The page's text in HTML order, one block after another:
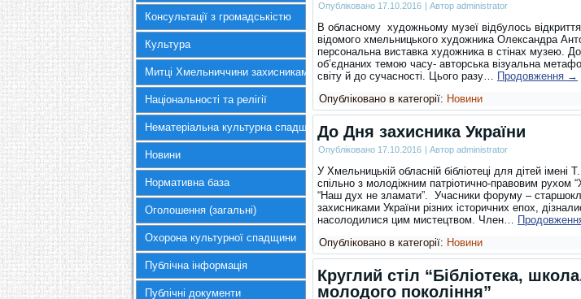
Консультації з громадськістю
Культура
Митці Хмельниччини захисникам України
Національності та релігії
Нематеріальна культурна спадщина
Новини
Нормативна база
Оголошення (загальні)
Охорона культурної спадщини
Публічна інформація
Публічні документи
Опубліковано 17.10.2016 | Автор administrator
В обласному художньому музеї відбулось
відомого хмельницького художника Олександра
персональна виставка художника в стінах музею. До
об’єднаних темою часу- авторська візуальна
світу й до сучасності. Цього разу… Продовження →
Опубліковано в категорії: Новини
До Дня захисника України
Опубліковано 17.10.2016 | Автор administrator
У Хмельницькій обласній бібліотеці для дітей
спільно з молодіжним патріотично-правовим
“Наш дух не зламати”. Учасники форуму –
захисниками України різних історичних епох,
насолодилися цим мистецтвом. Член…
Опубліковано в категорії: Новини
Круглий стіл “Бібліотека,
молодого покоління”